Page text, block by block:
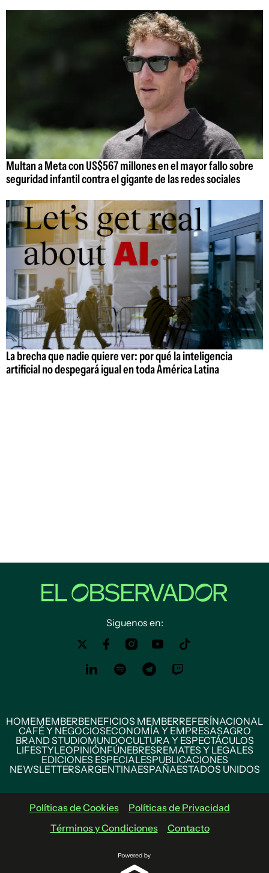
Multan a Meta con US$567 millones en el mayor fallo sobre
seguridad infantil contra el gigante de las redes sociales
La brecha que nadie quiere ver: por qué la inteligencia
artificial no despegará igual en toda América Latina
Siguenos en:
HOMEMEMBERBENEFICIOS MEMBERREFERÍNACIONAL
CAFÉ Y NEGOCIOSECONOMÍA Y EMPRESASAGRO
BRAND STUDIOMUNDOCULTURA Y ESPECTÁCULOS
LIFESTYLEOPINIÓNFÚNEBRESREMATES Y LEGALES
EDICIONES ESPECIALESPUBLICACIONES
NEWSLETTERSARGENTINAESPAÑAESTADOS UNIDOS
Políticas de Cookies
Políticas de Privacidad
Términos y Condiciones
Contacto